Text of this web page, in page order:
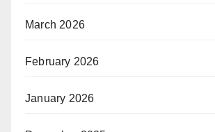
March 2026
February 2026
January 2026